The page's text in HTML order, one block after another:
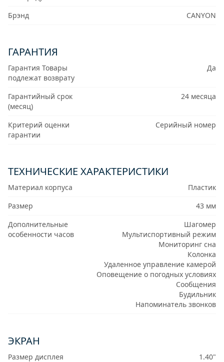
Брэнд
CANYON
ГАРАНТИЯ
Гарантия Товары
подлежат возврату
Да
Гарантийный срок
(месяц)
24 месяца
Критерий оценки
гарантии
Серийный номер
ТЕХНИЧЕСКИЕ ХАРАКТЕРИСТИКИ
Материал корпуса
Пластик
Размер
43 мм
Дополнительные
особенности часов
Шагомер
Мультиспортивный режим
Мониторинг сна
Колонка
Удаленное управление камерой
Оповещение о погодных условиях
Сообщения
Будильник
Напоминатель звонков
ЭКРАН
Размер дисплея
1.40"